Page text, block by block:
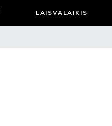
LAISVALAIKIS